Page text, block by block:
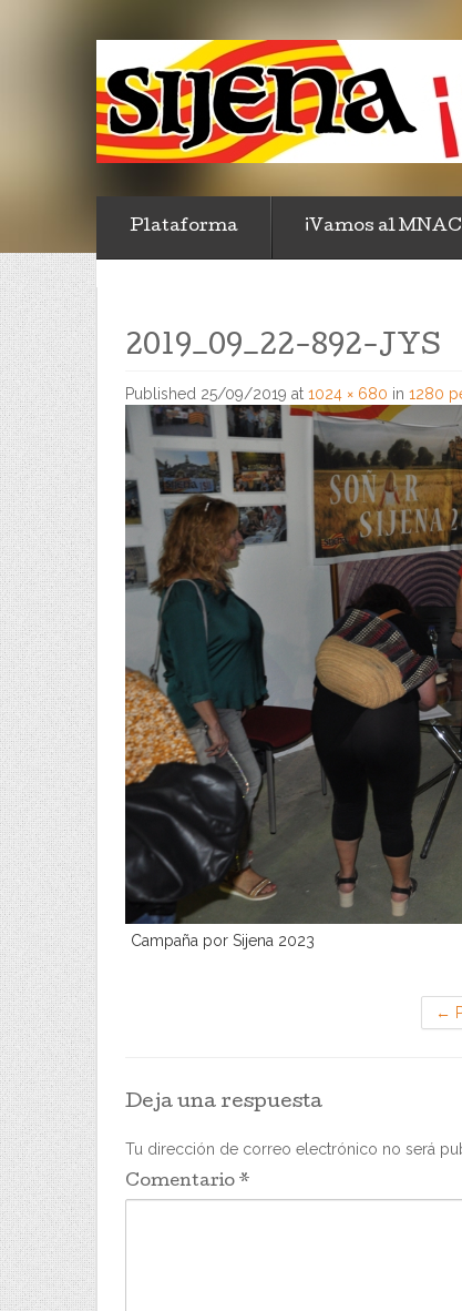
Plataforma ¡Vamos al
2019_09_22-892-JYS
Published 25/09/2019 at 1024 × 680 in 1280
Campaña por Sijena 2023
←
Deja una respuesta
Tu dirección de correo electrónico no será
Comentario *